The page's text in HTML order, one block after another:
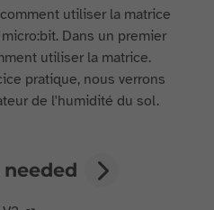
utiliser la matrice
Dans un premier
utiliser la matrice.
pratique, nous verrons
de l'humidité du sol.